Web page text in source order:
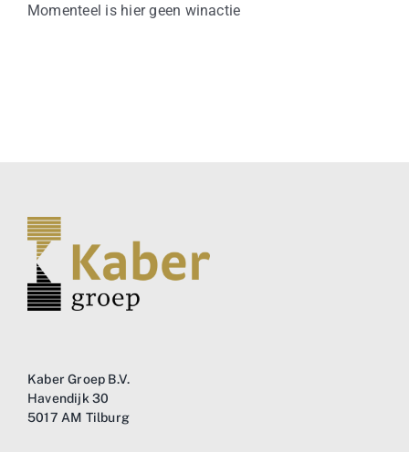
Business
Momenteel is hier geen winactie
Kaber Groep B.V.
Havendijk 30
5017 AM Tilburg